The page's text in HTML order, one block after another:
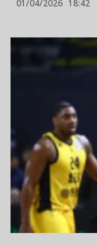
01/04/2026 18:42